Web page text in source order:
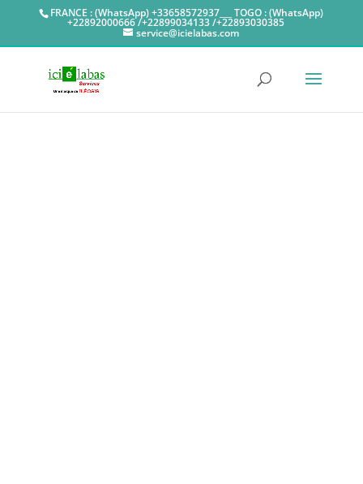
FRANCE : (WhatsApp) +33658572937___ TOGO : (WhatsApp)
+22892000666 /+22899034133 /+22893030385
service@icielabas.com